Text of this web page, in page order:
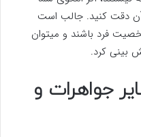
آن دقت کنید. جالب است
فرد باشند و میتوان
بینی کرد.
جواهرات و